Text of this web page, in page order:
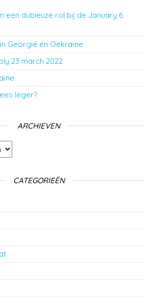
een dubieuze rol bij de January 6
Georgië en Oekraïne
23 march 2022
leger?
ARCHIEVEN
CATEGORIEËN